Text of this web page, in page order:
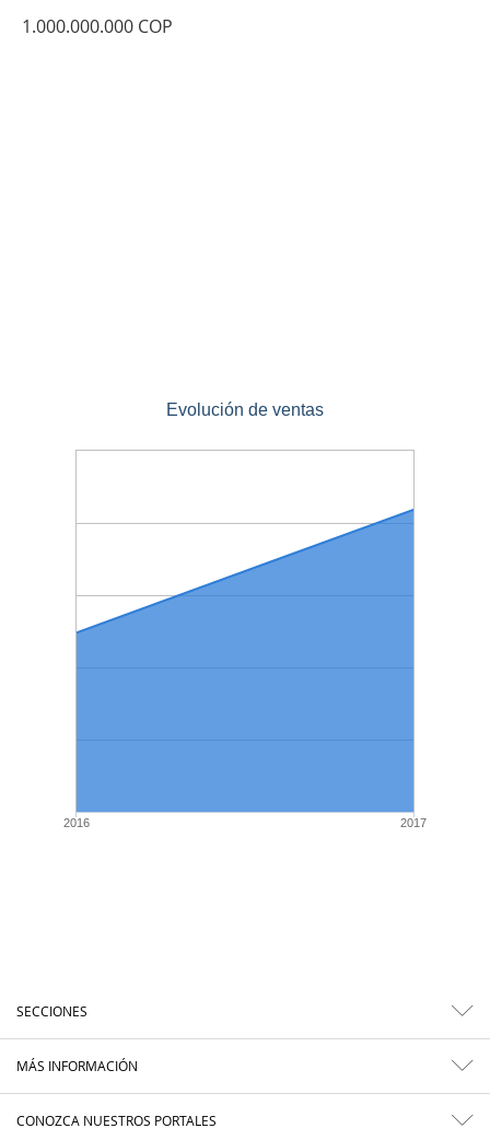
1.000.000.000 COP
Evolución de ventas
2016 2017
SECCIONES
MÁS INFORMACIÓN
CONOZCA NUESTROS PORTALES